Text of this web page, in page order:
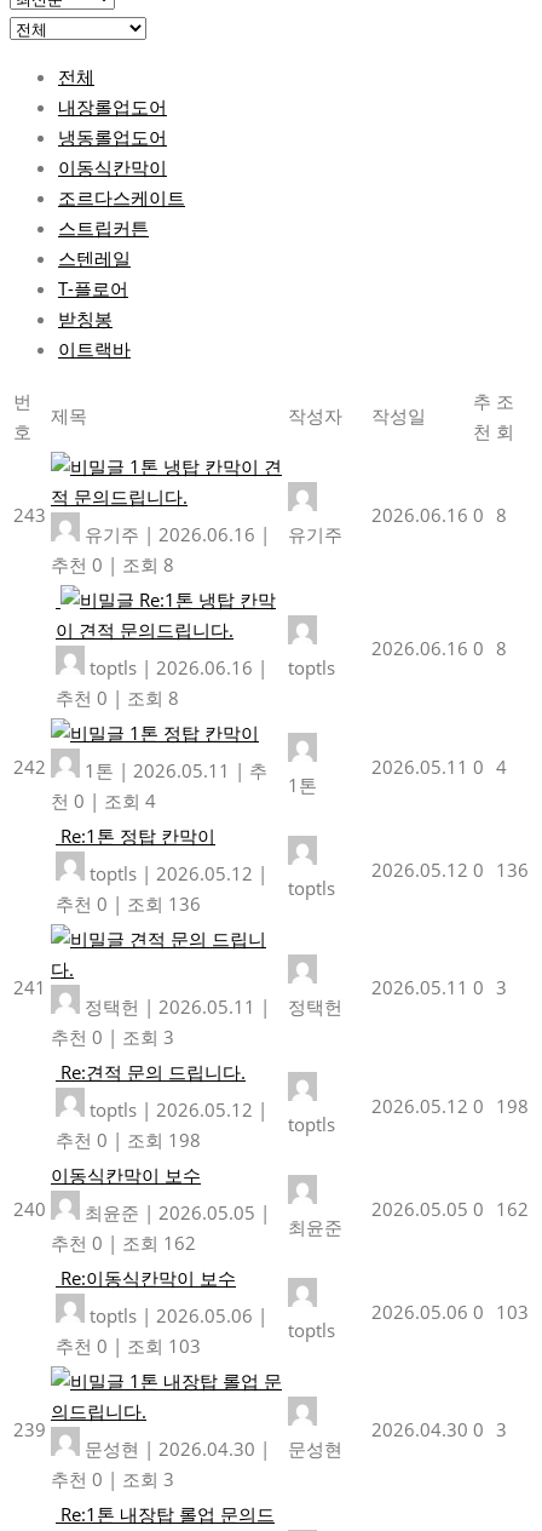
전체
내장롤업도어
냉동롤업도어
이동식칸막이
조르다스케이트
스트립커튼
스텐레일
T-플로어
받칭봉
이트랙바
번
호
제목 작성자 작성일
추
천
조
회
243
1톤 냉탑 칸막이 견
적 문의드립니다.
유기주 | 2026.06.16 |
추천 0 | 조회 8
유기주
2026.06.16 0 8
Re:1톤 냉탑 칸막
이 견적 문의드립니다.
toptls | 2026.06.16 |
추천 0 | 조회 8
toptls
2026.06.16 0 8
242
1톤 정탑 칸막이
1톤 | 2026.05.11 | 추
천 0 | 조회 4
1톤
2026.05.11 0 4
Re:1톤 정탑 칸막이
toptls | 2026.05.12 |
추천 0 | 조회 136
toptls
2026.05.12 0 136
241
견적 문의 드립니
다.
정택헌 | 2026.05.11 |
추천 0 | 조회 3
정택헌
2026.05.11 0 3
Re:견적 문의 드립니다.
toptls | 2026.05.12 |
추천 0 | 조회 198
toptls
2026.05.12 0 198
240
이동식칸막이 보수
최윤준 | 2026.05.05 |
추천 0 | 조회 162
최윤준
2026.05.05 0 162
Re:이동식칸막이 보수
toptls | 2026.05.06 |
추천 0 | 조회 103
toptls
2026.05.06 0 103
239
1톤 내장탑 롤업 문
의드립니다.
문성현 | 2026.04.30 |
추천 0 | 조회 3
문성현
2026.04.30 0 3
Re:1톤 내장탑 롤업 문의드